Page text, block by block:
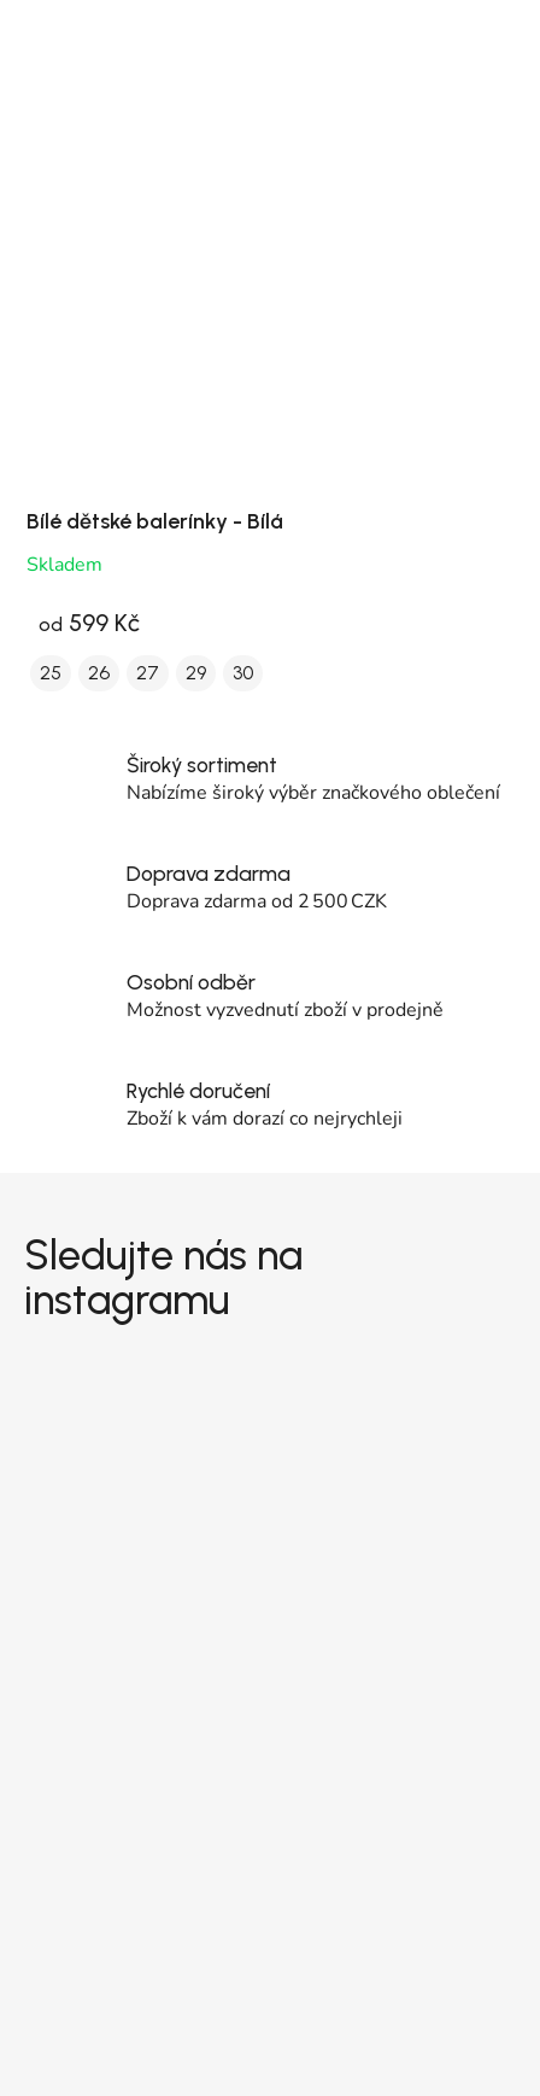
Bílé dětské balerínky - Bílá
Skladem
od 599 Kč
25 26 27 29 30
Široký sortiment
Nabízíme široký výběr značkového oblečení
Doprava zdarma
Doprava zdarma od 2 500 CZK
Osobní odběr
Možnost vyzvednutí zboží v prodejně
Rychlé doručení
Zboží k vám dorazí co nejrychleji
Sledujte nás na
instagramu